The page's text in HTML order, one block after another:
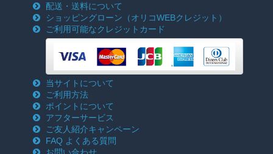
配送・送料について
ショッピングローン （オリコWEBクレジット）
ご利用可能なクレジットカード
当サイトについて
ご利用方法
ポイントについて
アフターサービス
ご友人紹介キャンペーン
FAQ よくある質問